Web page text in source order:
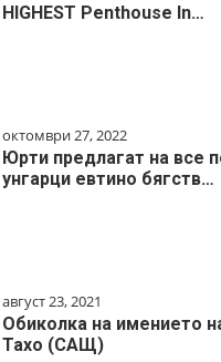
HIGHEST Penthouse In…
октомври 27, 2022
Юрти предлагат на все
унгарци евтино бягств…
август 23, 2021
Обиколка на имението
Тахо (САЩ)